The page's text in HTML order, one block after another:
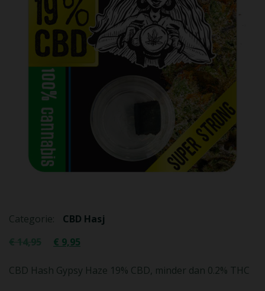
Categorie:
CBD Hasj
€14,95 € 9,95
CBD Hash Gypsy Haze 19% CBD, minder dan 0.2% THC